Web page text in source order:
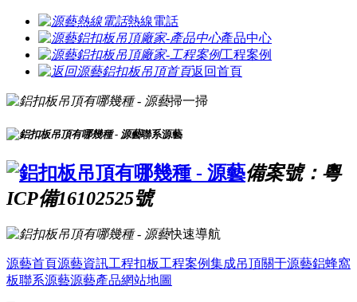
熱線電話
產品中心
工程案例
返回首頁
掃一掃
聯系源藝
備案號：粵
ICP備16102525號
快速導航
源藝首頁源藝資訊工程扣板工程案例集成吊頂關于源藝鋁蜂窩
板聯系源藝源藝產品網站地圖